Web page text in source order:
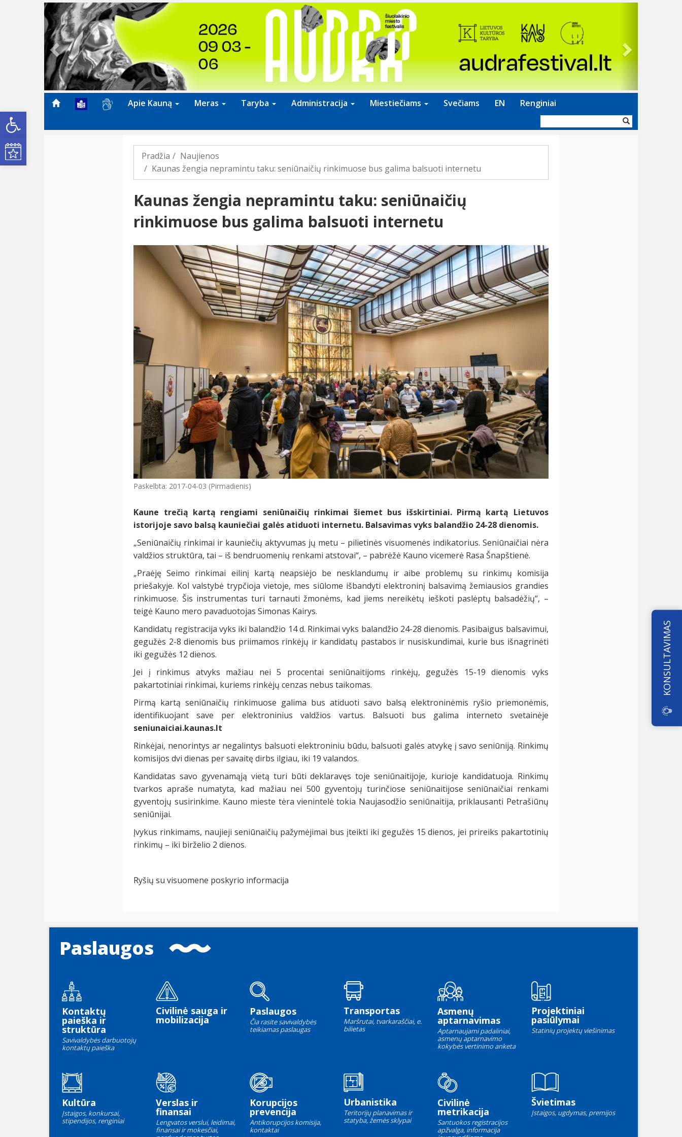
Open toolbar
Kultūros renginiai
Previous
Apie Kauną Meras Taryba Administracija Miestiečiams Svečiams EN Renginiai
forma
Pradžia
Naujienos
Kaunas žengia nepramintu taku: seniūnaičių rinkimuose bus galima balsuoti internetu
Kaunas žengia nepramintu taku: seniūnaičių
rinkimuose bus galima balsuoti internetu
Paskelbta: 2017-04-03 (Pirmadienis)
Kaune trečią kartą rengiami seniūnaičių rinkimai šiemet bus išskirtiniai. Pirmą kartą Lietuvos
istorijoje savo balsą kauniečiai galės atiduoti internetu. Balsavimas vyks balandžio 24-28 dienomis.
„Seniūnaičių rinkimai ir kauniečių aktyvumas jų metu – pilietinės visuomenės indikatorius. Seniūnaičiai nėra
valdžios struktūra, tai – iš bendruomenių renkami atstovai“, – pabrėžė Kauno vicemerė Rasa Šnapštienė.
„Praėję Seimo rinkimai eilinį kartą neapsiėjo be nesklandumų ir aibe problemų su rinkimų komisija
priešakyje. Kol valstybė trypčioja vietoje, mes siūlome išbandyti elektroninį balsavimą žemiausios grandies
rinkimuose. Šis instrumentas turi tarnauti žmonėms, kad jiems nereikėtų ieškoti paslėptų balsadėžių“, –
teigė Kauno mero pavaduotojas Simonas Kairys.
Kandidatų registracija vyks iki balandžio 14 d. Rinkimai vyks balandžio 24-28 dienomis. Pasibaigus balsavimui,
gegužės 2-8 dienomis bus priimamos rinkėjų ir kandidatų pastabos ir nusiskundimai, kurie bus išnagrinėti
iki gegužės 12 dienos.
Jei į rinkimus atvyks mažiau nei 5 procentai seniūnaitijoms rinkėjų, gegužės 15-19 dienomis vyks
pakartotiniai rinkimai, kuriems rinkėjų cenzas nebus taikomas.
Pirmą kartą seniūnaičių rinkimuose galima bus atiduoti savo balsą elektroninėmis ryšio priemonėmis,
identifikuojant save per elektroninius valdžios vartus. Balsuoti bus galima interneto svetainėje
seniunaiciai.kaunas.lt
Rinkėjai, nenorintys ar negalintys balsuoti elektroniniu būdu, balsuoti galės atvykę į savo seniūniją. Rinkimų
komisijos dvi dienas per savaitę dirbs ilgiau, iki 19 valandos.
Kandidatas savo gyvenamąją vietą turi būti deklaravęs toje seniūnaitijoje, kurioje kandidatuoja. Rinkimų
tvarkos apraše numatyta, kad mažiau nei 500 gyventojų turinčiose seniūnaitijose seniūnaičiai renkami
gyventojų susirinkime. Kauno mieste tėra vienintelė tokia Naujasodžio seniūnaitija, priklausanti Petrašiūnų
seniūnijai.
Įvykus rinkimams, naujieji seniūnaičių pažymėjimai bus įteikti iki gegužės 15 dienos, jei prireiks pakartotinių
rinkimų – iki birželio 2 dienos.
Ryšių su visuomene poskyrio informacija
Paslaugos
Kontaktų
paieška ir
struktūra
Savivaldybės darbuotojų
kontaktų paieška
Civilinė sauga ir
mobilizacija
Paslaugos
Čia rasite savivaldybės
teikiamas paslaugas
Transportas
Maršrutai, tvarkaraščiai, e.
bilietas
Asmenų
aptarnavimas
Aptarnaujami padaliniai,
asmenų aptarnavimo
kokybės vertinimo anketa
Projektiniai
pasiūlymai
Statinių projektų viešinimas
Kultūra
Įstaigos, konkursai,
stipendijos, renginiai
Verslas ir
finansai
Lengvatos verslui, leidimai,
finansai ir mokesčiai,
Korupcijos
prevencija
Antikorupcijos komisija,
kontaktai
Urbanistika
Teritorijų planavimas ir
statyba, žemės sklypai
Civilinė
metrikacija
Santuokos registracijos
apžvalga, informacija
Švietimas
Įstaigos, ugdymas, premijos
KONSULTAVIMAS